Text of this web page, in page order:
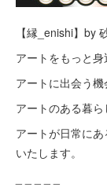
【縁_enishi】by
アートをもっと身
アートに出会う機
アートのある暮ら
アートが日常に
いたします。